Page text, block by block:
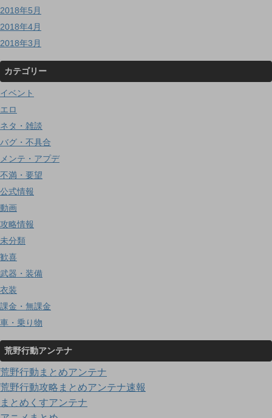
2018年5月
2018年4月
2018年3月
カテゴリー
イベント
エロ
ネタ・雑談
バグ・不具合
メンテ・アプデ
不満・要望
公式情報
動画
攻略情報
未分類
歓喜
武器・装備
衣装
課金・無課金
車・乗り物
荒野行動アンテナ
荒野行動まとめアンテナ
荒野行動攻略まとめアンテナ速報
まとめくすアンテナ